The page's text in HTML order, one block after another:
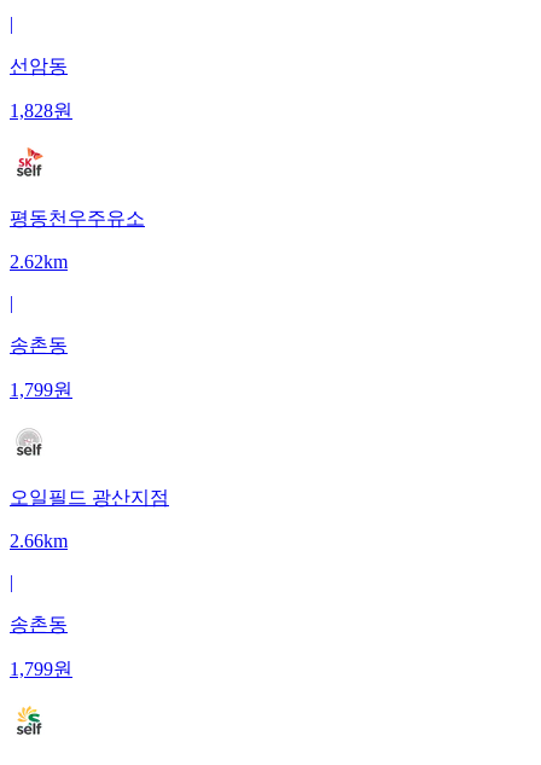
|
선암동
1,828원
평동천우주유소
2.62km
|
송촌동
1,799원
오일필드 광산지점
2.66km
|
송촌동
1,799원